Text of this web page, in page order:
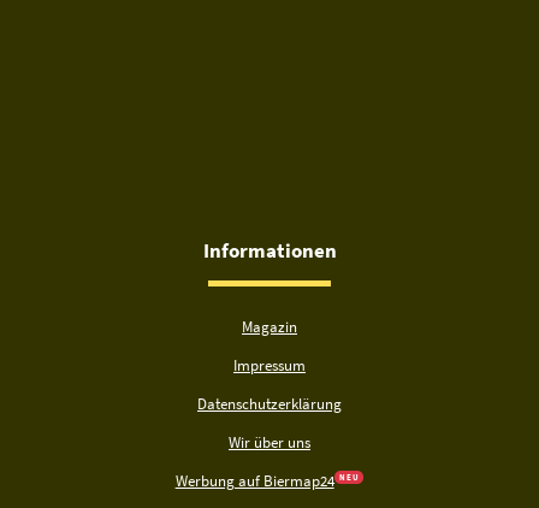
Informationen
Magazin
Impressum
Datenschutzerklärung
Wir über uns
Werbung auf Biermap24 N E U